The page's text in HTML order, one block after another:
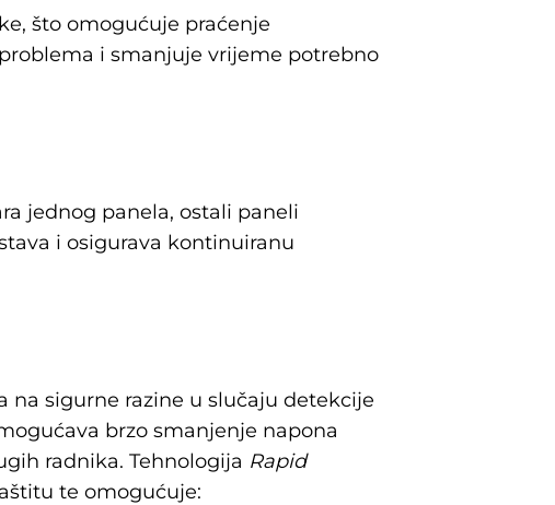
što omogućuje praćenje
i smanjuje vrijeme potrebno
jednog panela, ostali paneli
i osigurava kontinuiranu
sigurne razine u slučaju detekcije
brzo smanjenje napona
radnika. Tehnologija Rapid
te omogućuje: